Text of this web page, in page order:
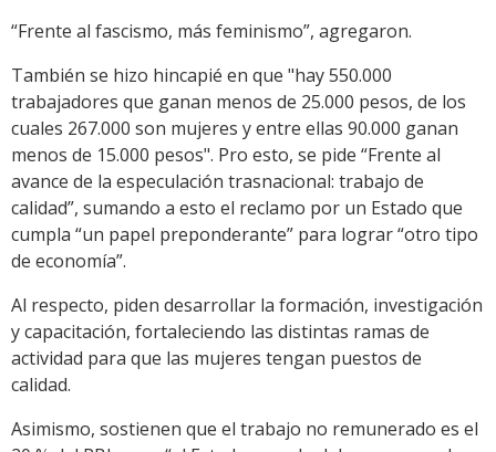
“Frente al fascismo, más feminismo”, agregaron.
También se hizo hincapié en que "hay 550.000
trabajadores que ganan menos de 25.000 pesos, de los
cuales 267.000 son mujeres y entre ellas 90.000 ganan
menos de 15.000 pesos". Pro esto, se pide “Frente al
avance de la especulación trasnacional: trabajo de
calidad”, sumando a esto el reclamo por un Estado que
cumpla “un papel preponderante” para lograr “otro tipo
de economía”.
Al respecto, piden desarrollar la formación, investigación
y capacitación, fortaleciendo las distintas ramas de
actividad para que las mujeres tengan puestos de
calidad.
Asimismo, sostienen que el trabajo no remunerado es el